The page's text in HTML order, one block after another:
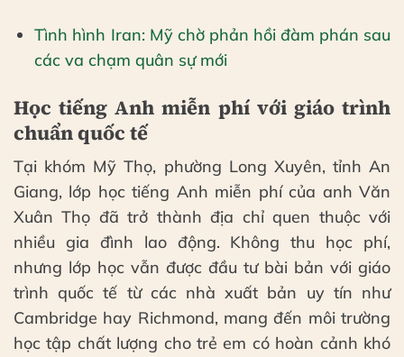
Tình hình Iran: Mỹ chờ phản hồi đàm phán sau
các va chạm quân sự mới
Học tiếng Anh miễn phí với giáo trình
chuẩn quốc tế
Tại khóm Mỹ Thọ, phường Long Xuyên, tỉnh An
Giang, lớp học tiếng Anh miễn phí của anh Văn
Xuân Thọ đã trở thành địa chỉ quen thuộc với
nhiều gia đình lao động. Không thu học phí,
nhưng lớp học vẫn được đầu tư bài bản với giáo
trình quốc tế từ các nhà xuất bản uy tín như
Cambridge hay Richmond, mang đến môi trường
học tập chất lượng cho trẻ em có hoàn cảnh khó